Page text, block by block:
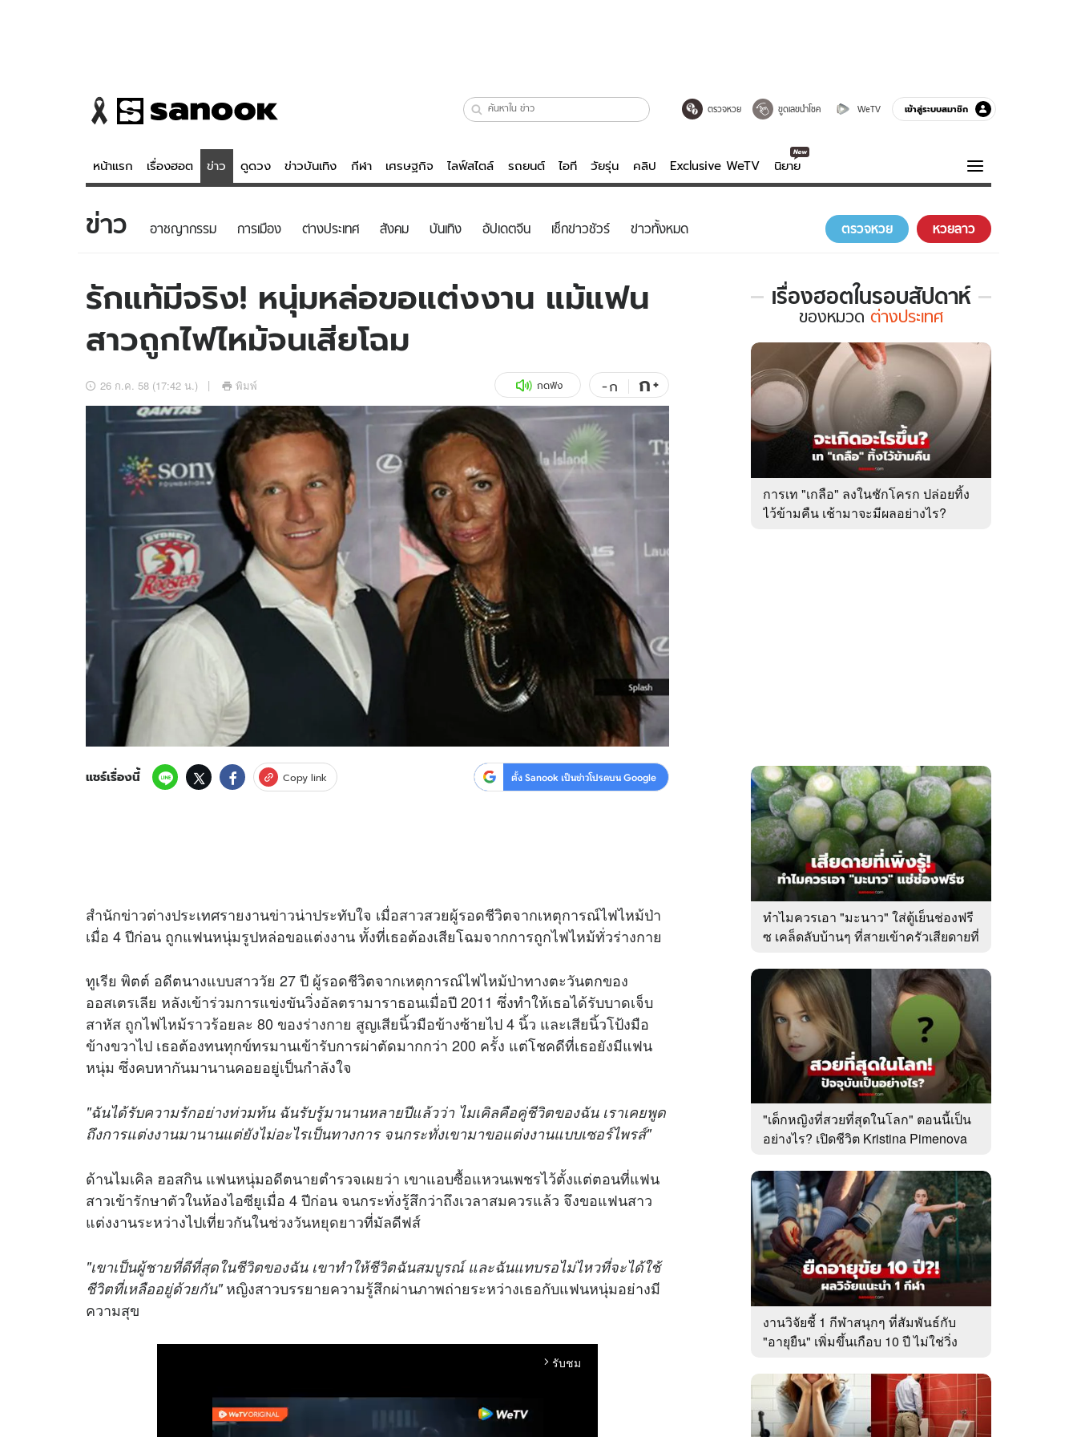
ตรวจหวย ขูดเลขนำโชค WeTV เข้าสู่ระบบสมาชิก
หน้าแรก เรื่องฮอต ข่าว ดูดวง ข่าวบันเทิง กีฬา เศรษฐกิจ ไลฟ์สไตล์ รถยนต์ ไอที วัยรุ่น คลิป Exclusive WeTV นิยาย
ข่าว
ข่าวบันเทิง
ข่าวกีฬา
ข่าวเศรษฐกิจ
อัปเดตจีน
เช็กข่าวชัวร์
ดูดวง - ตรวจหวย
สถิติหวยไทย
หวยลาว
ไลฟ์สไตล์
วัยรุ่น
สุขภาพ
เที่ยว-กิน
Tasteful Thailand
Sanook Choice
บันเทิงครบรส
ดูทีวี
WeTV
Exclusive WeTV
นิยาย
ความรู้รอบตัว
ฮาวทู
ดาวน์โหลดสนุกแอปฟรี ติดตามสนุกโซเชียลได้ที่
สงวนลิขสิทธิ์ ©2569บริษัท อิมเมจ ฟิวเจอร์ (ประเทศไทย) จำกัด
ข่าว อาชญากรรม การเมือง ต่างประเทศ สังคม บันเทิง อัปเดตจีน เช็กข่าวชัวร์ ข่าวทั้งหมด ตรวจหวย หวยลาว
รักแท้มีจริง! หนุ่มหล่อขอแต่งงาน แม้แฟน
สาวถูกไฟไหม้จนเสียโฉม
26 ก.ค. 58 (17:42 น.) พิมพ์ กดฟัง -ก ก+
แชร์เรื่องนี้ Copy link ตั้ง Sanook เป็นข่าวโปรดบน Google
สำนักข่าวต่างประเทศรายงานข่าวน่าประทับใจ เมื่อสาวสวยผู้รอดชีวิตจากเหตุการณ์ไฟไหม้ป่า
เมื่อ 4 ปีก่อน ถูกแฟนหนุ่มรูปหล่อขอแต่งงาน ทั้งที่เธอต้องเสียโฉมจากการถูกไฟไหม้ทั่วร่างกาย
ทูเรีย พิตต์ อดีตนางแบบสาววัย 27 ปี ผู้รอดชีวิตจากเหตุการณ์ไฟไหม้ป่าทางตะวันตกของ
ออสเตรเลีย หลังเข้าร่วมการแข่งขันวิ่งอัลตรามาราธอนเมื่อปี 2011 ซึ่งทำให้เธอได้รับบาดเจ็บ
สาหัส ถูกไฟไหม้ราวร้อยละ 80 ของร่างกาย สูญเสียนิ้วมือข้างซ้ายไป 4 นิ้ว และเสียนิ้วโป้งมือ
ข้างขวาไป เธอต้องทนทุกข์ทรมานเข้ารับการผ่าตัดมากกว่า 200 ครั้ง แต่โชคดีที่เธอยังมีแฟน
หนุ่ม ซึ่งคบหากันมานานคอยอยู่เป็นกำลังใจ
"ฉันได้รับความรักอย่างท่วมท้น ฉันรับรู้มานานหลายปีแล้วว่า ไมเคิลคือคู่ชีวิตของฉัน เราเคยพูด
ถึงการแต่งงานมานานแต่ยังไม่อะไรเป็นทางการ จนกระทั่งเขามาขอแต่งงานแบบเซอร์ไพรส์"
ด้านไมเคิล ฮอสกิน แฟนหนุ่มอดีตนายตำรวจเผยว่า เขาแอบซื้อแหวนเพชรไว้ตั้งแต่ตอนที่แฟน
สาวเข้ารักษาตัวในห้องไอซียูเมื่อ 4 ปีก่อน จนกระทั่งรู้สึกว่าถึงเวลาสมควรแล้ว จึงขอแฟนสาว
แต่งงานระหว่างไปเที่ยวกันในช่วงวันหยุดยาวที่มัลดีฟส์
"เขาเป็นผู้ชายที่ดีที่สุดในชีวิตของฉัน เขาทำให้ชีวิตฉันสมบูรณ์ และฉันแทบรอไม่ไหวที่จะได้ใช้
ชีวิตที่เหลืออยู่ด้วยกัน"หญิงสาวบรรยายความรู้สึกผ่านภาพถ่ายระหว่างเธอกับแฟนหนุ่มอย่างมี
ความสุข
arrow_forward_ios รับชม
เรื่องฮอตในรอบสัปดาห์
เรื่อง
ใน
รอบ
สัปดาห์
ของ
ต่าง
ประเทศ
ของหมวด ต่างประเทศ
การเท "เกลือ" ลงในชักโครก ปล่อยทิ้ง
ไว้ข้ามคืน เช้ามาจะมีผลอย่างไร?
ทำไมควรเอา "มะนาว" ใส่ตู้เย็นช่องฟรี
ซ เคล็ดลับบ้านๆ ที่สายเข้าครัวเสียดายที่
"เด็กหญิงที่สวยที่สุดในโลก" ตอนนี้เป็น
อย่างไร? เปิดชีวิต Kristina Pimenova
งานวิจัยชี้ 1 กีฬาสนุกๆ ที่สัมพันธ์กับ
"อายุยืน" เพิ่มขึ้นเกือบ 10 ปี ไม่ใช่วิ่ง